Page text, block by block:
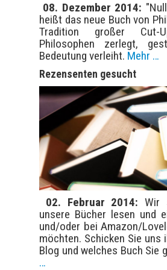
08. Dezember 2014:
heißt das neue Buch von
Tradition großer Cut-
Philosophen zerlegt,
Bedeutung verleiht. Mehr …
Rezensenten gesucht
02. Februar 2014:Wir
unsere Bücher lesen und
und/oder bei Amazon/
möchten. Schicken Sie uns
Blog und welches Buch Sie
…